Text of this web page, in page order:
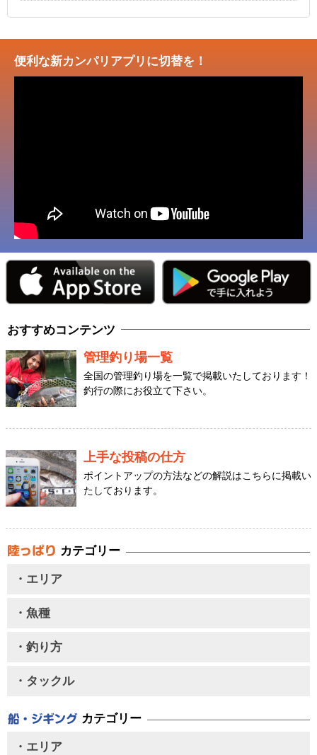
便利な新カンパリアプリに切替を！
おすすめコンテンツ
管理釣り場一覧
全国の管理釣り場を一覧で掲載いたしております！
釣行の際にお役立て下さい。
上手な投稿の仕方
ポイントアップの方法などの解説はこちらに掲載い
たしております。
カテゴリー
・エリア
・魚種
・釣り方
・タックル
カテゴリー
・エリア